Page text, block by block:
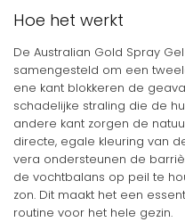
Hoe het werkt
De Australian Gold Spray
samengesteld om een
ene kant blokkeren de
schadelijke straling die de
andere kant zorgen de
directe, egale kleuring van
vera ondersteunen de
de vochtbalans op peil te
zon. Dit maakt het een
routine voor het hele gezin.